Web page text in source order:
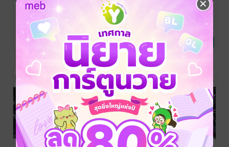
PSYCHO
BANK บัตร
มรณะ - EP 19
NAOKI SERIZAWA
/ Vibulkij
Publishing
การ์ตูนรายตอน
PSYCHO
BANK บัตร
มรณะ - EP 18
NAOKI SERIZAWA
/ Vibulkij
Publishing
การ์ตูนรายตอน
No Rating
PSYCHO
BANK บัตร
มรณะ - EP 17
NAOKI SERIZAWA
/ Vibulkij
Publishing
การ์ตูนรายตอน
No Rating